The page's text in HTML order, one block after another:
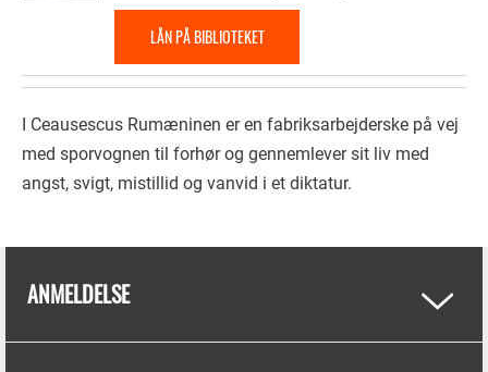
LÅN PÅ BIBLIOTEKET
I Ceausescus Rumæninen er en fabriksarbejderske på vej
med sporvognen til forhør og gennemlever sit liv med
angst, svigt, mistillid og vanvid i et diktatur.
ANMELDELSE